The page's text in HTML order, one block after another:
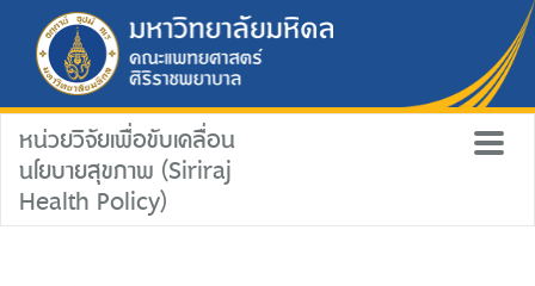
หน่วยวิจัยเพื่อขับเคลื่อน
นโยบายสุขภาพ (Siriraj
Health Policy)